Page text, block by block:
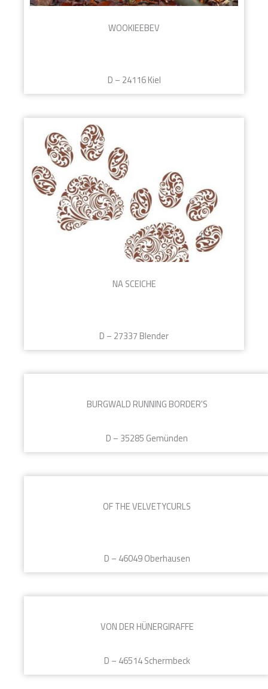
WOOKIEEBEV
D – 24116 Kiel
NA SCEICHE
D – 27337 Blender
BURGWALD RUNNING BORDER'S
D – 35285 Gemünden
OF THE VELVETYCURLS
D – 46049 Oberhausen
VON DER HÜNERGIRAFFE
D – 46514 Schermbeck